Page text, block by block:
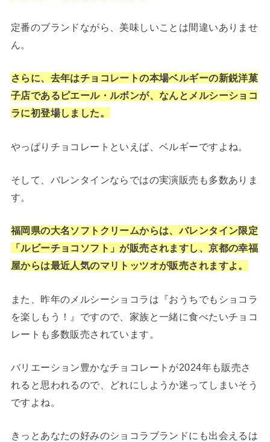
定番のブランドながら、美味しいことは間違いありませ
ん。
さらに、去年はチョコレートの本場ベルギーの新鋭洋菓
子店であるピエール・ルボンが、なんとメルシーショコ
ラに初登場しました。
やっぱりチョコレートといえば、ベルギーですよね。
そして、バレンタインならではの実演販売も多数ありま
す。
福岡県の大名ソフトクリームからは、バレンタイン限定
「ルビーチョコソフト」が販売されますし、京都の幸福
屋からは最近人気のマリトッツオが販売されますよ。
また、昨年のメルシーショコラは『おうちでもショコラ
を楽しもう！』ですので、家族と一緒に食べたいチョコ
レートも多数販売されています。
バリエーション豊かなチョコレートが2024年も販売さ
れると思われるので、どれにしようか迷ってしまいそう
ですよね。
きっとあなたの好みのショコラブランドにも出会えるは